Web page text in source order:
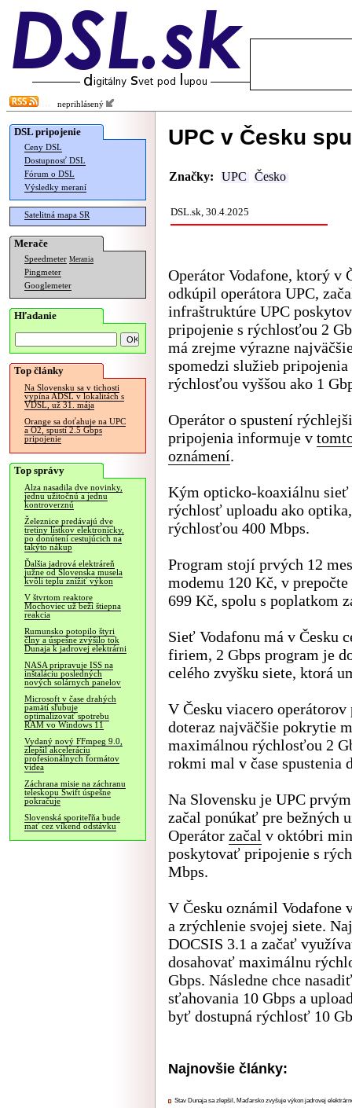
neprihlásený
DSL pripojenie
Ceny DSL
Dostupnosť DSL
Fórum o DSL
Výsledky meraní
Satelitná mapa SR
Merače
Speedmeter Merania
Pingmeter
Googlemeter
Hľadanie
Top články
Na Slovensku sa v tichosti
vypína ADSL v lokalitách s
VDSL, už 31. mája
Orange sa doťahuje na UPC
a O2, spustí 2.5 Gbps
pripojenie
Top správy
Alza nasadila dve novinky,
jednu užitočnú a jednu
kontroverznú
Železnice predávajú dve
tretiny lístkov elektronicky,
po donútení cestujúcich na
takýto nákup
Ďalšia jadrová elektráreň
južne od Slovenska musela
kvôli teplu znížiť výkon
V štvrtom reaktore
Mochoviec už beží štiepna
reakcia
Rumunsko potopilo štyri
člny a úspešne zvýšilo tok
Dunaja k jadrovej elektrárni
NASA pripravuje ISS na
inštaláciu posledných
nových solárnych panelov
Microsoft v čase drahých
pamätí sľubuje
optimalizovať spotrebu
RAM vo Windows 11
Vydaný nový FFmpeg 9.0,
zlepšil akceleráciu
profesionálnych formátov
videa
Záchrana misie na záchranu
teleskopu Swift úspešne
pokračuje
Slovenská sporiteľňa bude
mať cez víkend odstávku
UPC v Česku
Značky: UPC Česko
DSL.sk, 30.4.2025
Operátor Vodafone, ktorý v
odkúpil operátora UPC,
infraštruktúre UPC
pripojenie s rýchlosťou 2
má zrejme výrazne
spomedzi služieb pripojenia
rýchlosťou vyššou ako 1
Operátor o spustení
pripojenia informuje v
oznámení.
Kým opticko-koaxiálnu sieť
rýchlosť uploadu ako
rýchlosťou 400 Mbps.
Program stojí prvých 12
modemu 120 Kč, v prepočte
699 Kč, spolu s poplatkom
Sieť Vodafonu má v Česku
firiem, 2 Gbps program je
celého zvyšku siete, ktorá
V Česku viacero
doteraz najväčšie pokrytie
maximálnou rýchlosťou 2
rokmi mal v čase spustenia
Na Slovensku je UPC
začal ponúkať pre bežných
Operátor začal v októbri
poskytovať pripojenie s
Mbps.
V Česku oznámil Vodafone
a zrýchlenie svojej siete.
DOCSIS 3.1 a začať
dosahovať maximálnu
Gbps. Následne chce
sťahovania 10 Gbps a
byť dostupná rýchlosť 10
Najnovšie články:
Stav Dunaja sa zlepšil, Maďarsko zvyšuje výkon jadrovej